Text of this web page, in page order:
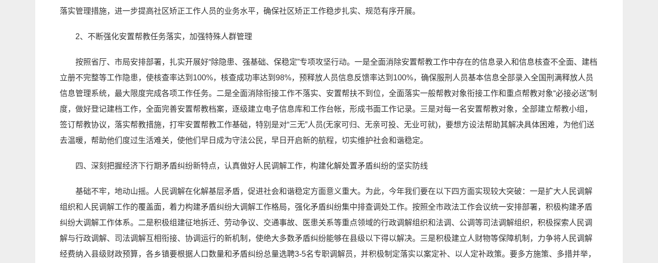
落实管理措施，进一步提高社区矫正工作人员的业务水平，确保社区矫正工作稳步扎实、规范有序开展。
2、不断强化安置帮教任务落实，加强特殊人群管理
按照省厅、市局安排部署，扎实开展好“除隐患、强基础、保稳定”专项攻坚行动。一是全面消除安置帮教工作中存在的信息录入和信息核查不全面、建档
立册不完整等工作隐患，使核查率达到100%，核查成功率达到98%，预释放人员信息反馈率达到100%，确保服刑人员基本信息全部录入全国刑满释放人员
信息管理系统，最大限度完成各项工作任务。二是全面消除衔接工作不落实、安置帮扶不到位，全面落实一般帮教对象衔接工作和重点帮教对象“必接必送”制
度，做好登记建档工作，全面完善安置帮教档案，逐级建立电子信息库和工作台帐，形成书面工作记录。三是对每一名安置帮教对象，全部建立帮教小组，
签订帮教协议，落实帮教措施，打牢安置帮教工作基础，特别是对“三无”人员(无家可归、无亲可投、无业可就)，要想方设法帮助其解决具体困难，为他们送
去温暖，帮助他们度过生活难关，使他们早日成为守法公民，早日开启新的航程，切实维护社会和谐稳定。
四、深刻把握经济下行期矛盾纠纷新特点，认真做好人民调解工作，构建化解处置矛盾纠纷的坚实防线
基础不牢，地动山摇。人民调解在化解基层矛盾，促进社会和谐稳定方面意义重大。为此，今年我们要在以下四方面实现较大突破：一是扩大人民调解
组织和人民调解工作的覆盖面，着力构建矛盾纠纷大调解工作格局，强化矛盾纠纷集中排查调处工作。按照全市政法工作会议统一安排部署，积极构建矛盾
纠纷大调解工作体系。二是积极组建征地拆迁、劳动争议、交通事故、医患关系等重点领域的行政调解组织和法调、公调等司法调解组织，积极探索人民调
解与行政调解、司法调解互相衔接、协调运行的新机制，使绝大多数矛盾纠纷能够在县级以下得以解决。三是积极建立人财物等保障机制，力争将人民调解
经费纳入县级财政预算，各乡镇要根据人口数量和矛盾纠纷总量选聘3-5名专职调解员，并积极制定落实以案定补、以人定补政策。要多方施策、多措并举，